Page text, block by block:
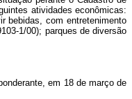
atividades econômicas:
bebidas, com entretenimento
1/00); parques de diversão
em 18 de março de